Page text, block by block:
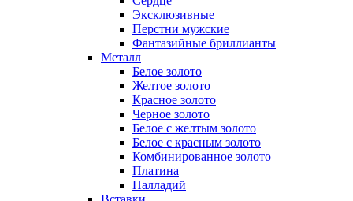
Эксклюзивные
Перстни мужские
Фантазийные бриллианты
Металл
Белое золото
Желтое золото
Красное золото
Черное золото
Белое с желтым золото
Белое с красным золото
Комбинированное золото
Платина
Палладий